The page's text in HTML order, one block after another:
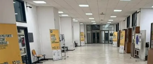
SOCIETÀ
CULTURA
ECONOMIA E LAVORO